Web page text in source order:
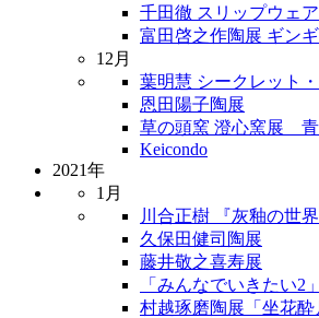
千田徹 スリップウェ
富田啓之作陶展 ギン
12月
葉明慧 シークレット
恩田陽子陶展
草の頭窯 澄心窯展
Keicondo
2021年
1月
川合正樹 『灰釉の世界
久保田健司陶展
藤井敬之喜寿展
「みんなでいきたい2」
村越琢磨陶展「坐花酔